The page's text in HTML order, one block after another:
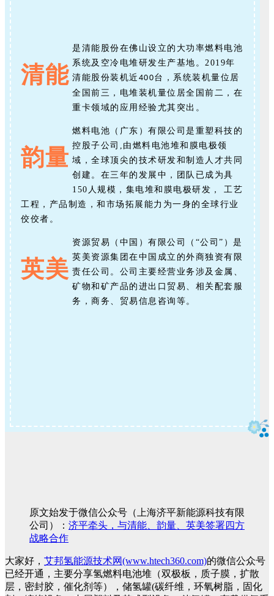
清能
是清能股份在佛山设立的大功率燃料电池
系统及空冷电堆研发生产基地。 2019年
清能股份装机近 400台，系统装机量位居
全国前三，电堆装机量位居全国前二，在
重卡领域的应用经验尤其突出。
韵量
燃料电池（广东）有限公司是重塑科技的
控股子公司,由燃料电池堆和膜电极领
域，全球顶尖的技术研发和制造人才共同
创建。在三年的发展中，团队已成为具
150人规模，集电堆和膜电极研发， 工艺
工程，产品制造，和市场拓展能力为一身的全球行业
佼佼者。
英美
资源贸易（中国）有限公司（ “公司”）是
英美资源集团在中国成立的外商独资有限
责任公司。公司主要经营业务涉及金属、
矿物和矿产品的进出口贸易、相关配套服
务，商务、贸易信息咨询等 。
原文始发于微信公众号（上海济平新能源科技有限
公司）： 济平牵头，与清能、韵量、英美签署四方
战略合作
大家好， 艾邦氢能源技术网(www.htech360.com)的微信公众号
已经开通，主要分享氢燃料电池堆（双极板，质子膜，扩散
层，密封胶，催化剂等），储氢罐(碳纤维，环氧树脂，固化